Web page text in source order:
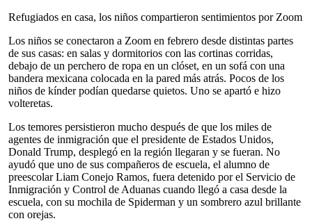
Refugiados en casa, los niños compartieron sentimientos por Zoom
Los niños se conectaron a Zoom en febrero desde distintas partes
de sus casas: en salas y dormitorios con las cortinas corridas,
debajo de un perchero de ropa en un clóset, en un sofá con una
bandera mexicana colocada en la pared más atrás. Pocos de los
niños de kínder podían quedarse quietos. Uno se apartó e hizo
volteretas.
Los temores persistieron mucho después de que los miles de
agentes de inmigración que el presidente de Estados Unidos,
Donald Trump, desplegó en la región llegaran y se fueran. No
ayudó que uno de sus compañeros de escuela, el alumno de
preescolar Liam Conejo Ramos, fuera detenido por el Servicio de
Inmigración y Control de Aduanas cuando llegó a casa desde la
escuela, con su mochila de Spiderman y un sombrero azul brillante
con orejas.